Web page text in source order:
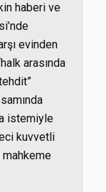
haberi ve
evinden
arasında
istemiyle
kuvvetli
mahkeme